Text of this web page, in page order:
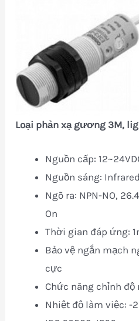
Loại phản xạ gương 3M,
Nguồn cấp:
Nguồn sáng:
Ngõ ra: NPN-NO,
On
Thời gian đáp ứng:
Bảo vệ ngắn mạch
cực
Chức năng chỉnh độ
Nhiệt độ làm việc: -